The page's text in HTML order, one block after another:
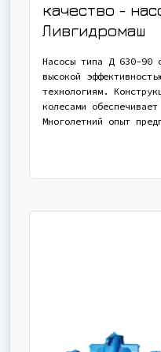
качество -
Ливгидромаш
Насосы типа Д 630-90
высокой
технологиям.
колесами
Многолетний опыт